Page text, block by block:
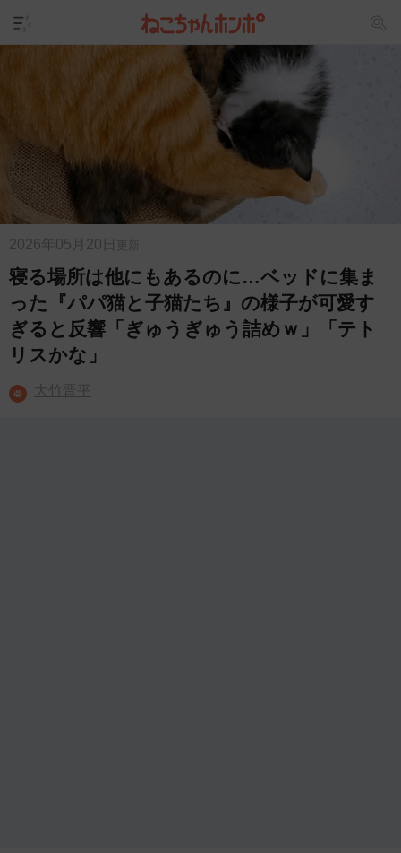
2026年05月20日 更新
寝る場所は他にもあるのに…ベッドに集ま
った『パパ猫と子猫たち』の様子が可愛す
ぎると反響「ぎゅうぎゅう詰めｗ」「テト
リスかな」
大竹晋平